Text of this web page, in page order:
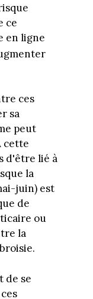
ce
en ligne
ces
sa
peut
cette
d'être lié à
la
juin) est
de
ou
la
de se